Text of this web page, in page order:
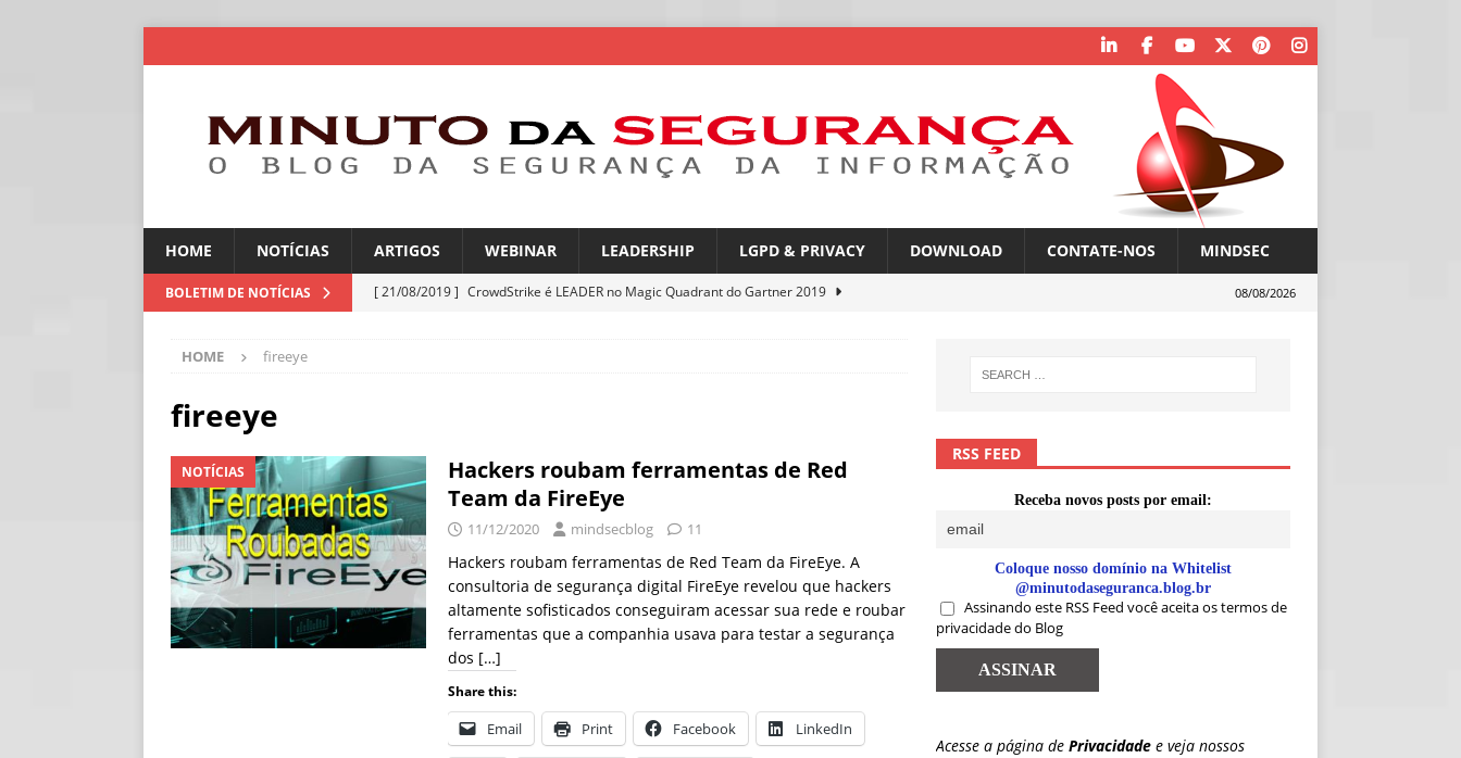
HOME NOTÍCIAS ARTIGOS WEBINAR LEADERSHIP LGPD & PRIVACY DOWNLOAD CONTATE-NOS MINDSEC
BOLETIM DE NOTÍCIAS [ 21/08/2019 ] CrowdStrike é LEADER no Magic Quadrant do Gartner 2019
NOTÍCIAS
[ 06/08/2026 ]
Falsas promessas de emprego na Meta, Disney, Coca-Cola e Spotify
NOTÍCIAS
[ 06/08/2026 ] Sem guardrails, a autonomia da IA se torna um risco
NOTÍCIAS
[ 06/08/2026 ]
IA eleva taxa de sucesso de phishing para 54%
08/08/2026
HOME fireeye
fireeye
NOTÍCIAS
Hackers roubam ferramentas de Red
Team da FireEye
11/12/2020 mindsecblog 11
Hackers roubam ferramentas de Red Team da FireEye. A
consultoria de segurança digital FireEye revelou que hackers
altamente sofisticados conseguiram acessar sua rede e roubar
ferramentas que a companhia usava para testar a segurança
dos […]
Share this:
Email Print Facebook LinkedIn
RSS FEED
Receba novos posts por email:
Coloque nosso domínio na Whitelist
@minutodaseguranca.blog.br
Assinando este RSS Feed você aceita os termos de
privacidade do Blog
Acesse a página de Privacidade e veja nossos